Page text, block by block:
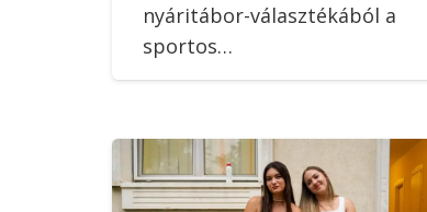
nyáritábor-választékából a
sportos…